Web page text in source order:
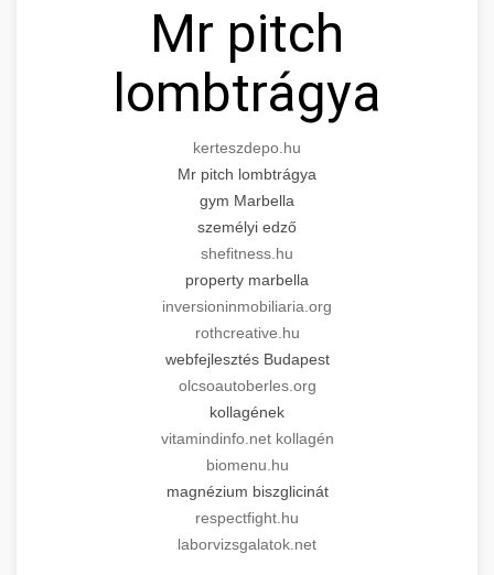
Mr pitch
lombtrágya
kerteszdepo.hu
Mr pitch lombtrágya
gym Marbella
személyi edző
shefitness.hu
property marbella
inversioninmobiliaria.org
rothcreative.hu
webfejlesztés Budapest
olcsoautoberles.org
kollagének
vitamindinfo.net kollagén
biomenu.hu
magnézium biszglicinát
respectfight.hu
laborvizsgalatok.net